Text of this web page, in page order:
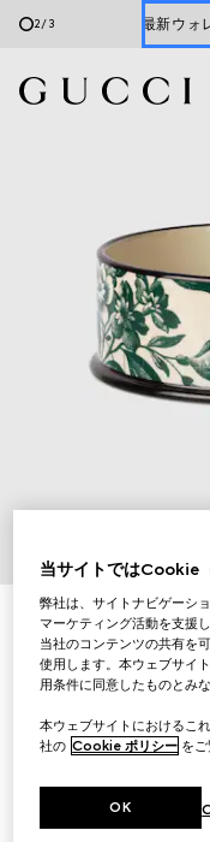
2/3 最新ウォ
/4
ハーバリウム プリ
￥77,000
（税込）
バリエーショングリーン＆
当サイトではCookie
弊社は、サイトナビゲーシ
マーケティング活動を支援
当社のコンテンツの共有を
使用します。本ウェブサイ
用条件に同意したものとみな
本ウェブサイトにおけるこ
社の Cookie ポリシー をご
OK